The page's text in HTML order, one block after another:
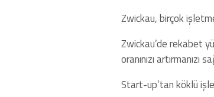
Zwickau, birçok
Zwickau’de rekabet
oranınızı artırmanızı
Start-up’tan köklü